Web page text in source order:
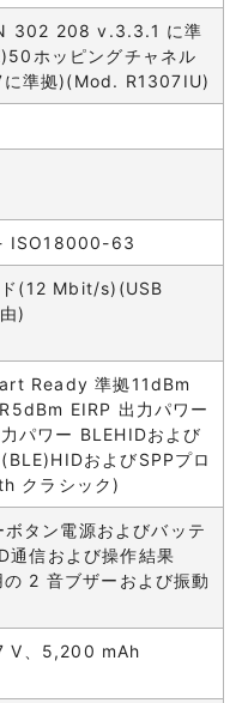
302 208 v.3.3.1 に準
ホッピングチャネル
準拠)(Mod. R1307IU)
ISO18000-63
(12 Mbit/s)(USB
)
Ready 準拠11dBm
EIRP 出力パワー
パワー BLEHIDおよび
およびSPPプロ
クラシック)
タン電源およびバッテ
通信および操作結果
2 音ブザーおよび振動
V、5,200 mAh